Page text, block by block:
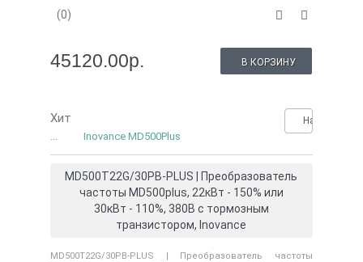
(0)
45120.00р. В КОРЗИНУ
Хит Нашли
... Inovance MD500Plus
MD500T22G/30PB-PLUS | Преобразователь
частоты MD500plus, 22кВт - 150% или
30кВт - 110%, 380В с тормозным
транзистором, Inovance
MD500T22G/30PB-PLUS | Преобразователь частоты